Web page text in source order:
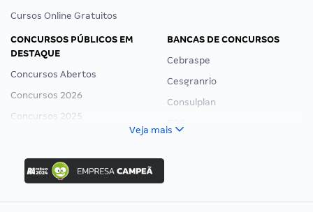
Cursos Online Gratuitos
CONCURSOS PÚBLICOS EM
DESTAQUE
Concursos Abertos
Concursos 2026
Concursos 2025
Concurso Nacional Unificado
Concurso Ibama
Concurso MPU
Editais publicados
BANCAS DE CONCURSOS
Cebraspe
Cesgranrio
Consulplan
Veja mais